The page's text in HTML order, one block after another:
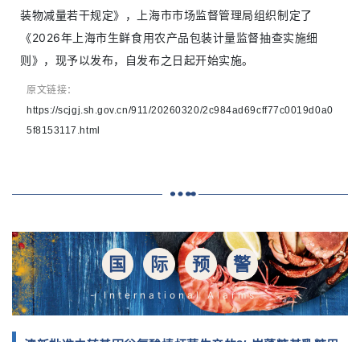
装物减量若干规定》，上海市市场监督管理局组织制定了
《2026年上海市生鲜食用农产品包装计量监督抽查实施细
则》，现予以发布，自发布之日起开始实施。
原文链接：
https://scjgj.sh.gov.cn/911/20260320/2c984ad69cff77c0019d0a0
5f8153117.html
国 际 预 警
- International Alarms -